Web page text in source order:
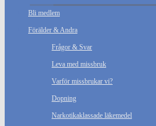
Bli medlem
Förälder & Andra
Frågor & Svar
Leva med missbruk
Varför missbrukar vi?
Dopning
Narkotikaklassade läkemedel